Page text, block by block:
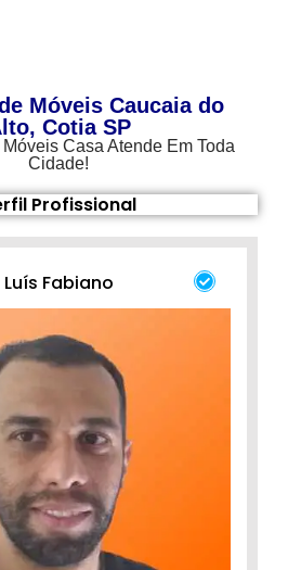
Móveis Caucaia do
Cotia SP
Casa Atende Em Toda
Cidade!
Profissional
Luís Fabiano